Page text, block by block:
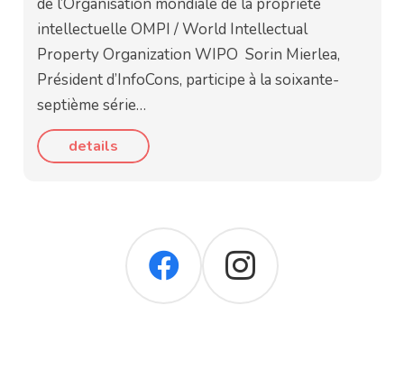
de l’Organisation mondiale de la propriété
intellectuelle OMPI / World Intellectual
Property Organization WIPO Sorin Mierlea,
Président d’InfoCons, participe à la soixante-
septième série…
details